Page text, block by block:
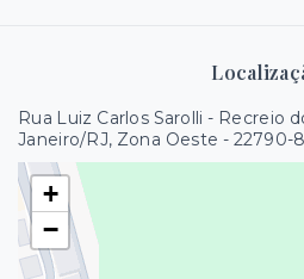
Rua Luiz Carlos Sarolli - Recreio
Janeiro/RJ, Zona Oeste - 22790-
+
−